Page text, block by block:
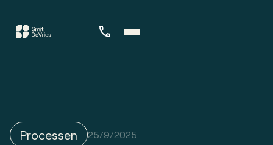
Processen 25/9/2025